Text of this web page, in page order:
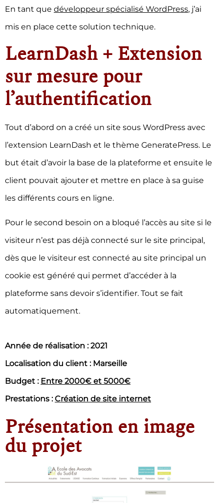
En tant que développeur spécialisé WordPress, j’ai
mis en place cette solution technique.
LearnDash + Extension
sur mesure pour
l’authentification
Tout d’abord on a créé un site sous WordPress avec
l’extension LearnDash et le thème GeneratePress. Le
but était d’avoir la base de la plateforme et ensuite le
client pouvait ajouter et mettre en place à sa guise
les différents cours en ligne.
Pour le second besoin on a bloqué l’accès au site si le
visiteur n’est pas déjà connecté sur le site principal,
dès que le visiteur est connecté au site principal un
cookie est généré qui permet d’accéder à la
plateforme sans devoir s’identifier. Tout se fait
automatiquement.
Année de réalisation : 2021
Localisation du client : Marseille
Budget : Entre 2000€ et 5000€
Prestations :Création de site internet
Présentation en image
du projet